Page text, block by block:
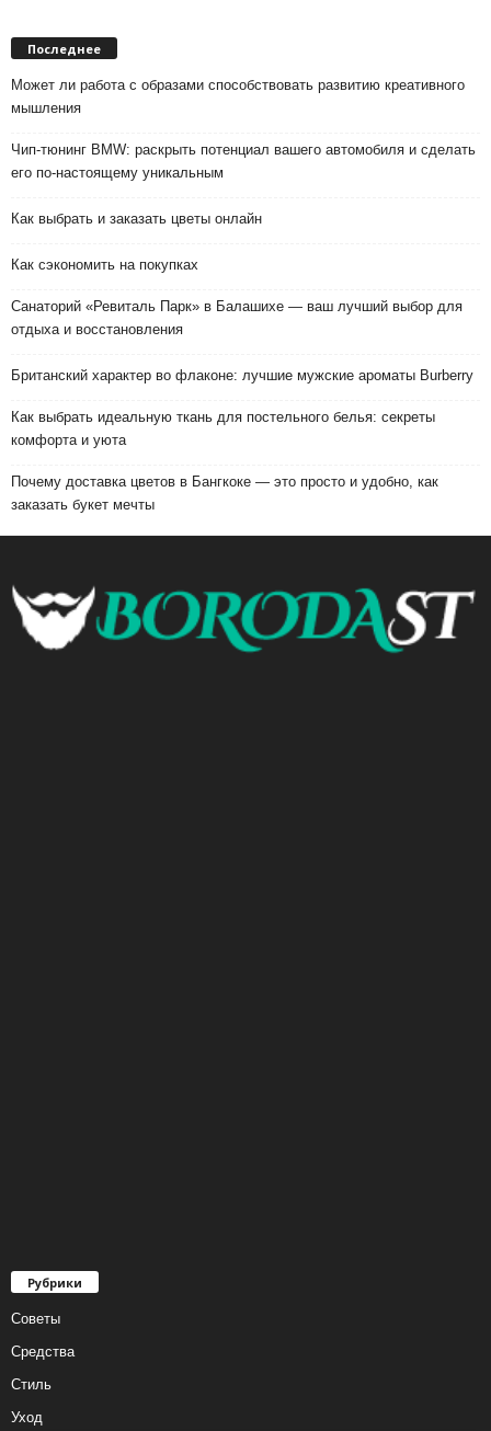
Последнее
Может ли работа с образами способствовать развитию креативного
мышления
Чип-тюнинг BMW: раскрыть потенциал вашего автомобиля и сделать
его по-настоящему уникальным
Как выбрать и заказать цветы онлайн
Как сэкономить на покупках
Санаторий «Ревиталь Парк» в Балашихе — ваш лучший выбор для
отдыха и восстановления
Британский характер во флаконе: лучшие мужские ароматы Burberry
Как выбрать идеальную ткань для постельного белья: секреты
комфорта и уюта
Почему доставка цветов в Бангкоке — это просто и удобно, как
заказать букет мечты
Рубрики
Советы
Средства
Стиль
Уход